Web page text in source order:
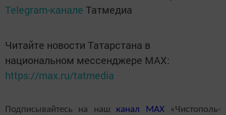
Telegram-канале Татмедиа
Читайте новости Татарстана в
национальном мессенджере MАХ:
https://max.ru/tatmedia
Подписывайтесь на наш канал MAX«Чистополь-